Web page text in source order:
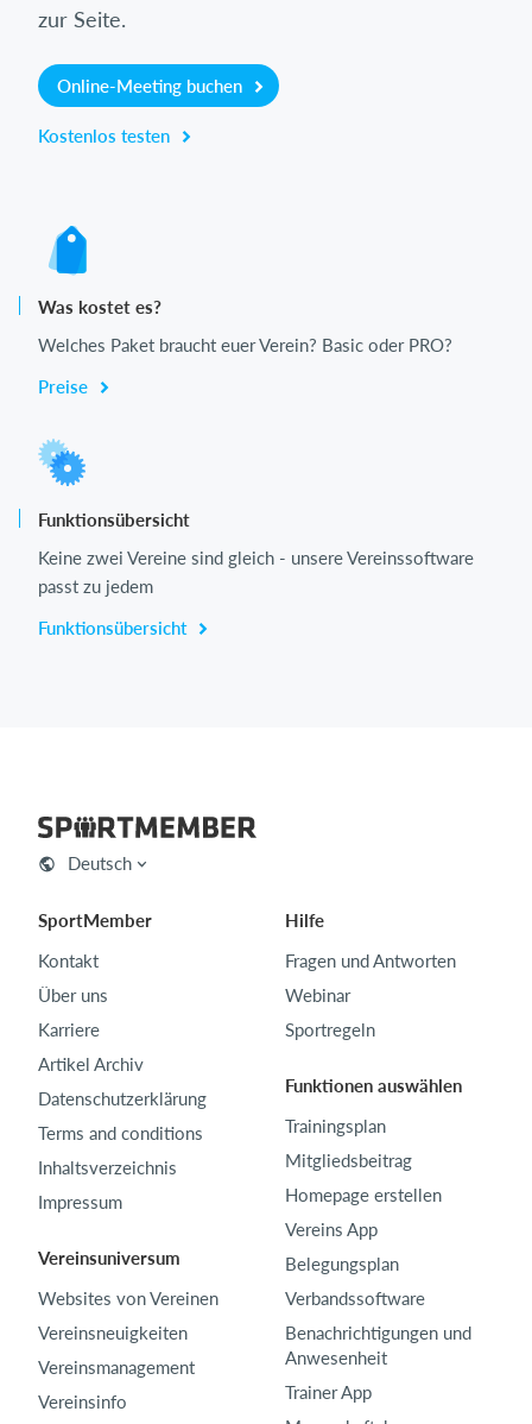
zur Seite.
Online-Meeting buchen
Kostenlos testen
Was kostet es?
Welches Paket braucht euer Verein? Basic oder PRO?
Preise
Funktionsübersicht
Keine zwei Vereine sind gleich - unsere Vereinssoftware
passt zu jedem
Funktionsübersicht
Deutsch
SportMember
Kontakt
Über uns
Karriere
Artikel Archiv
Datenschutzerklärung
Terms and conditions
Inhaltsverzeichnis
Impressum
Vereinsuniversum
Websites von Vereinen
Vereinsneuigkeiten
Vereinsmanagement
Vereinsinfo
Hilfe
Fragen und Antworten
Webinar
Sportregeln
Funktionen auswählen
Trainingsplan
Mitgliedsbeitrag
Homepage erstellen
Vereins App
Belegungsplan
Verbandssoftware
Benachrichtigungen und
Anwesenheit
Trainer App